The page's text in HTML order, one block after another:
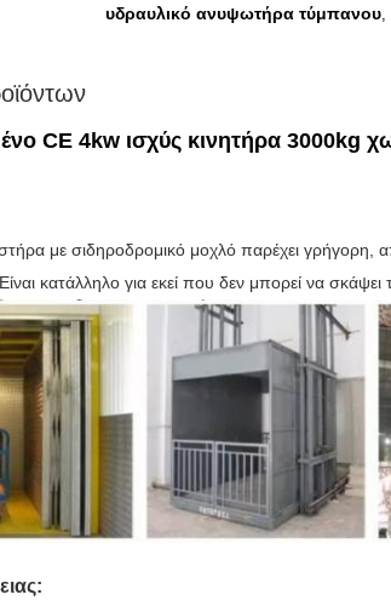
υδραυλικό ανυψωτήρα τύμπανου,
CE 4kw ισχύς κινητήρα 3000kg
με σιδηροδρομικό μοχλό παρέχει γρήγορη,
κατάλληλο για εκεί που δεν μπορεί να σκάψει